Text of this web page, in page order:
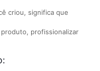
criou, significa que
profissionalizar